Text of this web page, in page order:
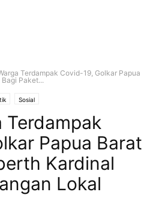
Terdampak Covid-19, Golkar Papua
Paket...
Sosial
Terdampak
Papua Barat
Kardinal
Lokal